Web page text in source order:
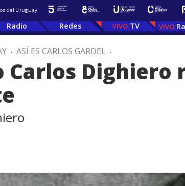
del Uruguay
Radio Redes TV
. ASÍ ES CARLOS GARDEL .
Dighiero